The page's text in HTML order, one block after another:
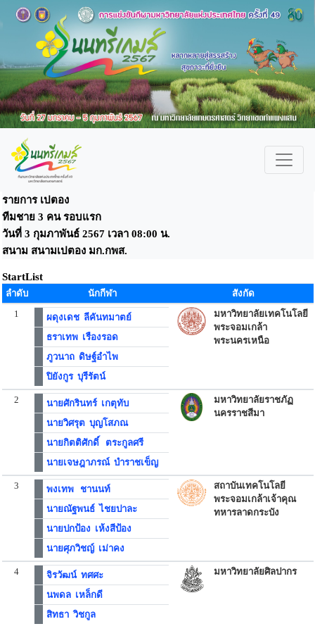
รายการ เปตอง
ทีมชาย 3 คน รอบแรก
วันที่ 3 กุมภาพันธ์ 2567 เวลา 08:00 น.
สนาม สนามเปตอง มก.กพส.
StartList
ลำดับ นักกีฬา
สังกัด
1
ผดุงเดช ลีคันทมาตย์
ธราเทพ เรืองรอด
ภูวนาถ ดิษฐ์อำไพ
ปิยังกูร บุรีรัตน์
มหาวิทยาลัยเทคโนโลยี
พระจอมเกล้า
พระนครเหนือ
2
นายศักรินทร์ เกตุทับ
นายวิศรุต บุญโสภณ
นายกิตติศักดิ์ ตระกูลศรี
นายเจษฎาภรณ์ บำราชเข็ญ
มหาวิทยาลัยราชภัฏ
นครราชสีมา
3
พงเทพ ชานนท์
นายณัฐพนธ์ ไชยปาละ
นายปกป้อง เห้งสีป้อง
นายศุภวิชญ์ เม่าคง
สถาบันเทคโนโลยี
พระจอมเกล้าเจ้าคุณ
ทหารลาดกระบัง
4
จิรวัฒน์ ทศศะ
นพดล เหล็กดี
สิทธา วิชกูล
มหาวิทยาลัยศิลปากร